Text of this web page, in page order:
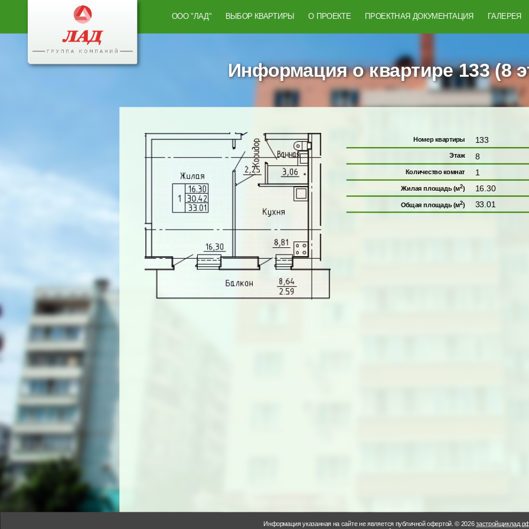
ООО "ЛАД" ВЫБОР КВАРТИРЫ О ПРОЕКТЕ ПРОЕКТНАЯ ДОКУМЕНТАЦИЯ ГАЛЕРЕЯ
Информация о квартире 133 (8
Номер квартиры 133
Этаж 8
Количество комнат 1
Жилая площадь (м2) 16.30
Общая площадь (м2) 33.01
Информация указанная на сайте не является публичной офертой. © 2026